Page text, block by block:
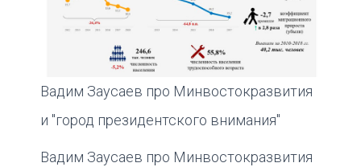
Вадим Заусаев про Минвостокразвития
и "город президентского внимания"
Вадим Заусаев про Минвостокразвития